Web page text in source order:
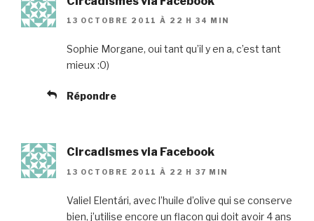
13 OCTOBRE 2011 À 22 H 34 MIN
Sophie Morgane, oui tant qu’il y en a, c’est tant
mieux :0)
Répondre
Circadismes via Facebook
13 OCTOBRE 2011 À 22 H 37 MIN
Valiel Elentári, avec l’huile d’olive qui se conserve
bien, j’utilise encore un flacon qui doit avoir 4 ans